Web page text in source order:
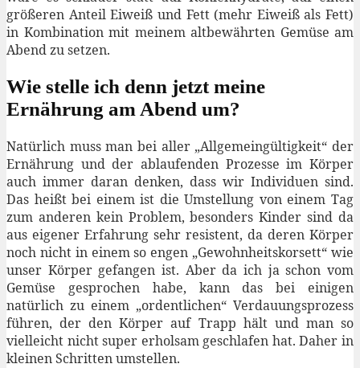
größeren Anteil Eiweiß und Fett (mehr Eiweiß als Fett)
in Kombination mit meinem altbewährten Gemüse am
Abend zu setzen.
Wie stelle ich denn jetzt meine
Ernährung am Abend um?
Natürlich muss man bei aller „Allgemeingültigkeit“ der
Ernährung und der ablaufenden Prozesse im Körper
auch immer daran denken, dass wir Individuen sind.
Das heißt bei einem ist die Umstellung von einem Tag
zum anderen kein Problem, besonders Kinder sind da
aus eigener Erfahrung sehr resistent, da deren Körper
noch nicht in einem so engen „Gewohnheitskorsett“ wie
unser Körper gefangen ist. Aber da ich ja schon vom
Gemüse gesprochen habe, kann das bei einigen
natürlich zu einem „ordentlichen“ Verdauungsprozess
führen, der den Körper auf Trapp hält und man so
vielleicht nicht super erholsam geschlafen hat. Daher in
kleinen Schritten umstellen.